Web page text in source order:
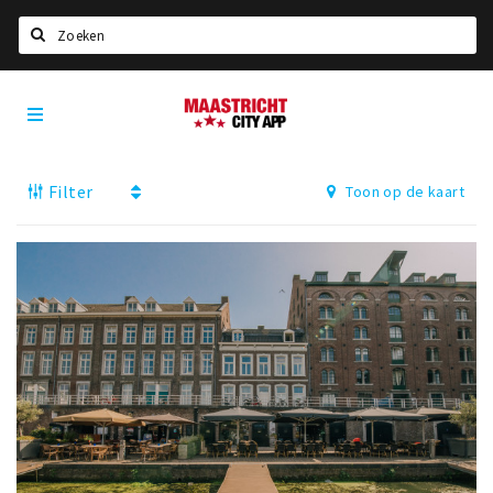
Home
Deals
Eten
Drinken
Slapen
Recreatief
Winkels
Maastricht
City
Filter Toon op de kaart